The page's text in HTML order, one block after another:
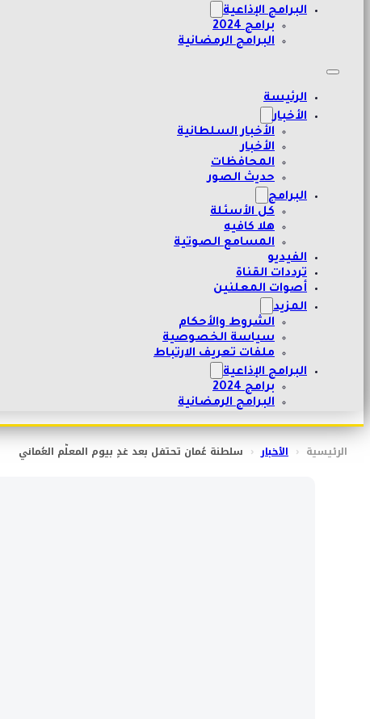
البرامج الإذاعية
برامج 2024
البرامج الرمضانية
الرئيسة
الأخبار
الأخبار السلطانية
الأخبار
المحافظات
حديث الصور
البرامج
كل الأسئلة
هلا كافيه
المسامع الصوتية
الفيديو
ترددات القناة
أصوات المعلنين
المزيد
الشروط والأحكام
سياسة الخصوصية
ملفات تعريف الارتباط
البرامج الإذاعية
برامج 2024
البرامج الرمضانية
الرئيسية ‹ الأخبار ‹ سلطنة عُمان تحتفل بعد غدٍ بيوم المعلّم العُماني